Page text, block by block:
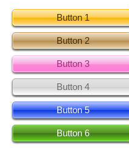
Button 1
Button 2
Button 3
Button 4
Button 5
Button 6